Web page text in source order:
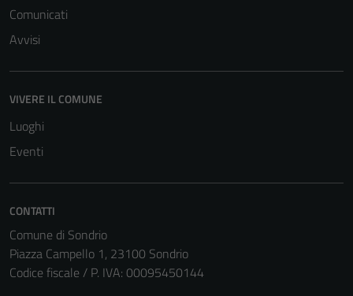
Comunicati
Avvisi
VIVERE IL COMUNE
Luoghi
Eventi
CONTATTI
Comune di Sondrio
Piazza Campello 1, 23100 Sondrio
Codice fiscale / P. IVA: 00095450144
non raccolgono